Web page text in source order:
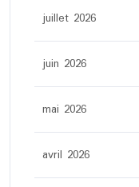
juillet 2026
juin 2026
mai 2026
avril 2026